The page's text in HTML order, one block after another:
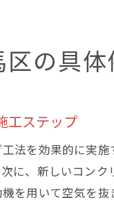
の具
工ステップ
法を効果的に実
に、新しいコン
を用いて空気を